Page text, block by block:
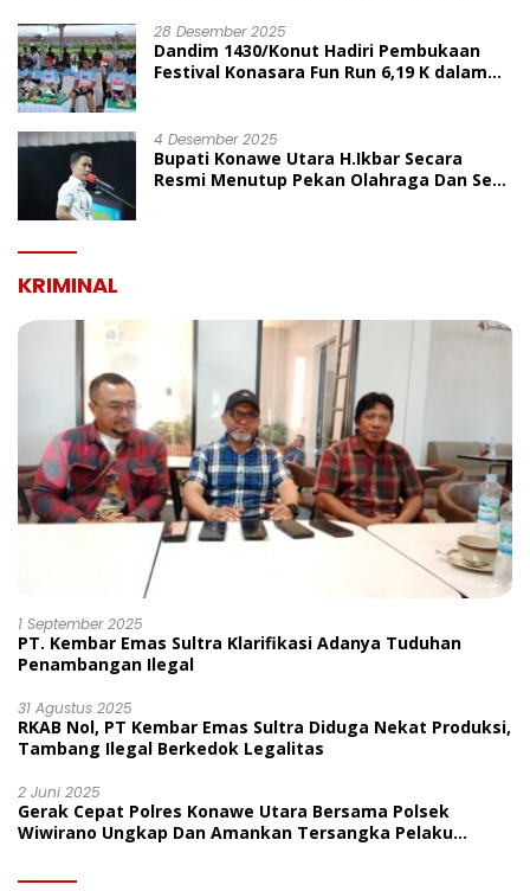
28 Desember 2025
Dandim 1430/Konut Hadiri Pembukaan
Festival Konasara Fun Run 6,19 K dalam
4 Desember 2025
Bupati Konawe Utara H.Ikbar Secara
Resmi Menutup Pekan Olahraga Dan Seni
KRIMINAL
1 September 2025
PT. Kembar Emas Sultra Klarifikasi Adanya Tuduhan
Penambangan Ilegal
31 Agustus 2025
RKAB Nol, PT Kembar Emas Sultra Diduga Nekat Produksi,
Tambang Ilegal Berkedok Legalitas
2 Juni 2025
Gerak Cepat Polres Konawe Utara Bersama Polsek
Wiwirano Ungkap Dan Amankan Tersangka Pelaku